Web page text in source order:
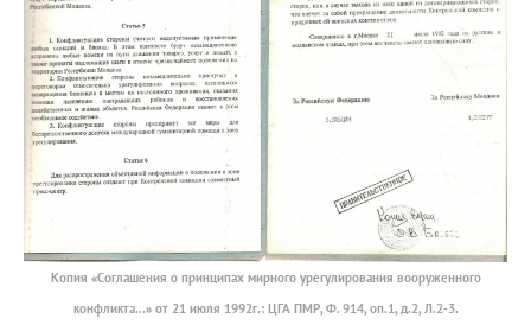
Копия «Соглашения о принципах мирного урегулирования вооруженного
конфликта…» от 21 июля 1992г.: ЦГА ПМР, Ф. 914, оп.1, д.2, Л.2-3.